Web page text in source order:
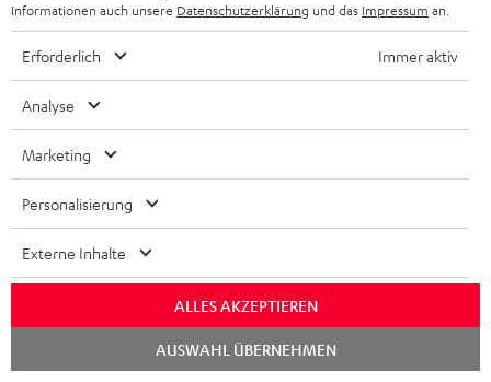
Zubehör
enthalten.
Weiteres Zubehör
Informationen auch unsere Datenschutzerklärung und das Impressum an.
Erforderlich Immer aktiv
Analyse
Marketing
Personalisierung
Externe Inhalte
ALLES AKZEPTIEREN
AUSWAHL ÜBERNEHMEN